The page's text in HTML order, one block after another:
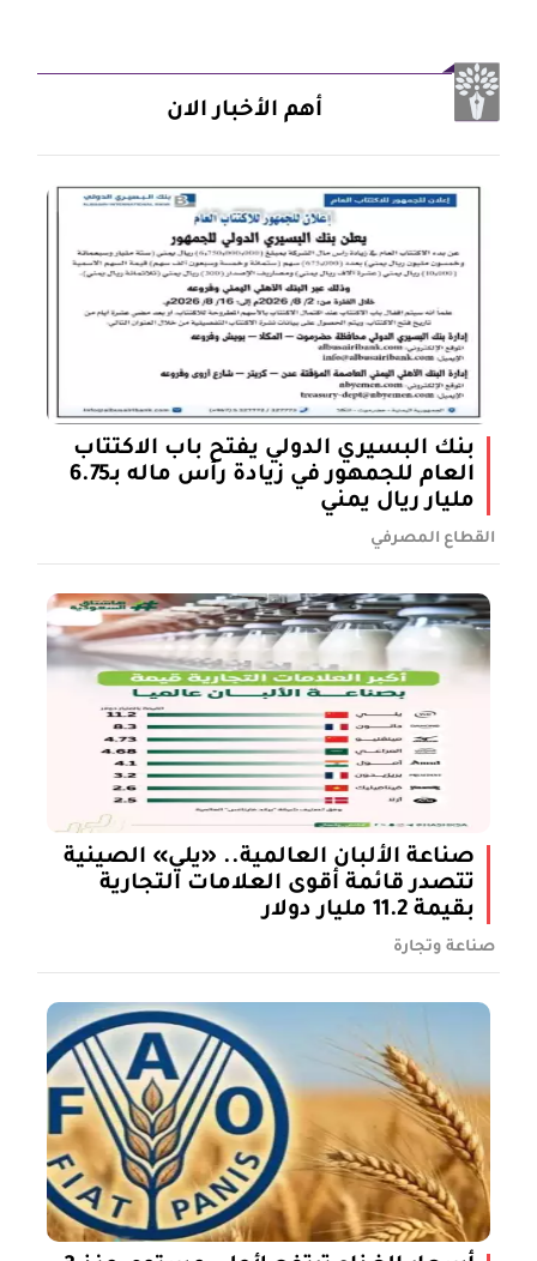
أهم الأخبار الان
بنك البسيري الدولي يفتح باب الاكتتاب
العام للجمهور في زيادة رأس ماله بـ6.75
مليار ريال يمني
القطاع المصرفي
صناعة الألبان العالمية.. «يلي» الصينية
تتصدر قائمة أقوى العلامات التجارية
بقيمة 11.2 مليار دولار
صناعة وتجارة